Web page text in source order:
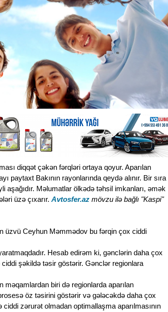
diqqət çəkən fərqləri ortaya qoyur. Aparılan
paytaxt Bakının rayonlarında qeydə alınır. Bir sıra
aşağıdır. Məlumatlar ölkədə təhsil imkanları, əmək
üzə çıxarır. Avtosfer.az mövzu ilə bağlı "Kaspi"
üzvü Ceyhun Məmmədov bu fərqin çox ciddi
Hesab edirəm ki, gənclərin daha çox
şəkildə təsir göstərir. Gənclər regionlara
biri də regionlarda aparılan
öz təsirini göstərir və gələcəkdə daha çox
zərurət olmadan optimallaşma aparılmasının